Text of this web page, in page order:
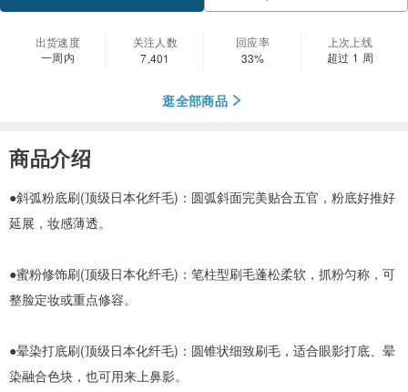
出货速度
一周内
关注人数
7,401
回应率
33%
上次上线
超过 1 周
逛全部商品
商品介绍
●斜弧粉底刷(顶级日本化纤毛)：圆弧斜面完美贴合五官，粉底好推好
延展，妆感薄透。
●蜜粉修饰刷(顶级日本化纤毛)：笔柱型刷毛蓬松柔软，抓粉匀称，可
整脸定妆或重点修容。
●晕染打底刷(顶级日本化纤毛)：圆锥状细致刷毛，适合眼影打底、晕
染融合色块，也可用来上鼻影。